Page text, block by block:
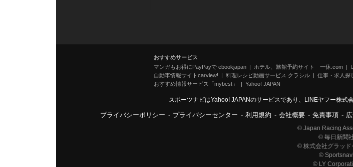
おすすめサービス
マンガもお得にPayPayで ebookjapan
ホテル、旅館予約サイト 一休.com
自動車情報サイトcarview!
料理レシピ動画サービス クラシル 仕事・求人探
おすすめ情報サービス「mybest」
Yahoo! JAPAN
スポーツナビはYahoo! JAPANのサービスであり、LINEヤフー株式
プライバシーポリシー - プライバシーセンター - 利用規約 - 会社概要 - 免責事項 -
© Japan Racing
© 毎日新聞
© 株式会社グラッド
© Sportsnavi
© LY